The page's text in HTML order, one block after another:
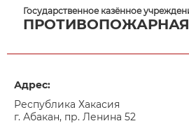
Государственное казённое
Адрес:
Республика Хакасия
г. Абакан, пр. Ленина 52